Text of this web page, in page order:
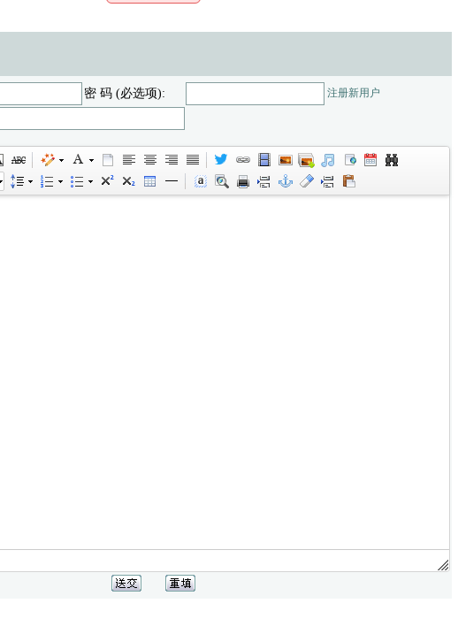
密 码 (必选项): 注册新用户